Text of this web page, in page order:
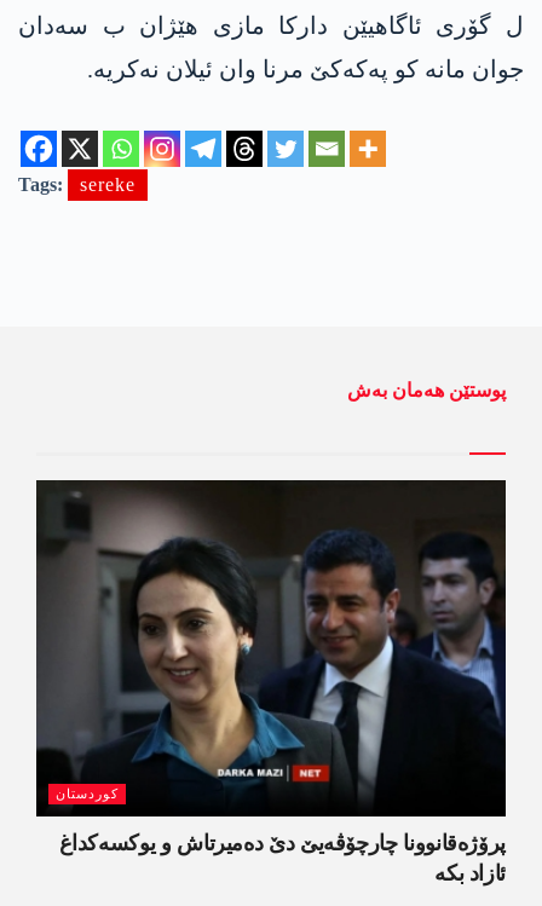
ل گۆری ئاگاهیێن داركا مازی هێژان ب سه‌دان
جوان مانه‌ كو په‌كه‌كێ مرنا وان ئیلان نه‌كریه‌.
Tags: sereke
پوستێن ھەمان بەش
کوردستان
پرۆژەقانوونا چارچۆڤەیێ دێ دەمیرتاش و یوکسەکداغ
ئازاد بکە